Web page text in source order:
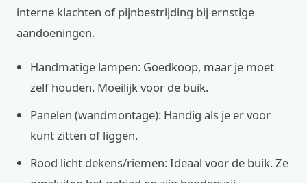
interne klachten of pijnbestrijding bij ernstige
aandoeningen.
Handmatige lampen: Goedkoop, maar je moet
zelf houden. Moeilijk voor de buik.
Panelen (wandmontage): Handig als je er voor
kunt zitten of liggen.
Rood licht dekens/riemen: Ideaal voor de buik. Ze